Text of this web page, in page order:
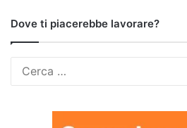
Dove ti piacerebbe lavorare?